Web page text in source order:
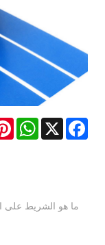
Facebook
X
ما هو الشريط على